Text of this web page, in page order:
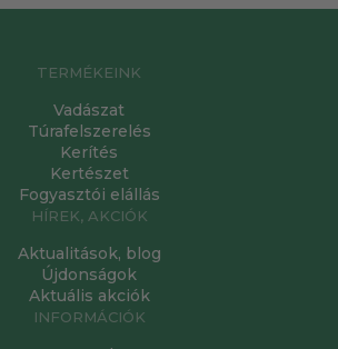
TERMÉKEINK
Vadászat
Túrafelszerelés
Kerítés
Kertészet
Fogyasztói elállás
HÍREK, AKCIÓK
Aktualitások, blog
Újdonságok
Aktuális akciók
INFORMÁCIÓK